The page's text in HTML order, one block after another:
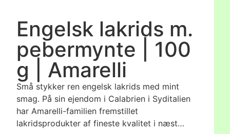
Engelsk lakrids m.
pebermynte | 100
g | Amarelli
Små stykker ren engelsk lakrids med mint
smag. På sin ejendom i Calabrien i Syditalien
har Amarelli-familien fremstillet
lakridsprodukter af fineste kvalitet i næst…